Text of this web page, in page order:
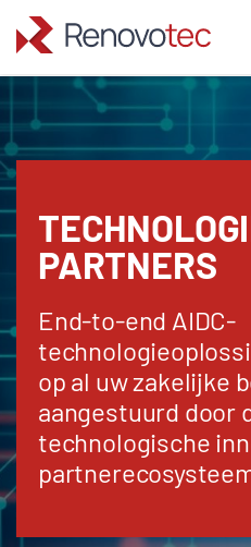
to
content
PARTNERS
End-to-end AIDC-
op al uw zakelijke
aangestuurd door
technologische